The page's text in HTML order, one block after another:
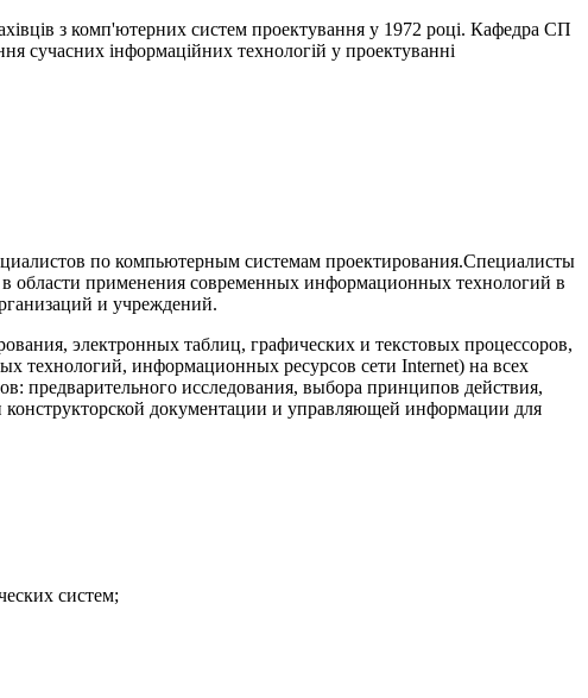
з комп'ютерних систем проектування у 1972 році. Кафедра СП
сучасних інформаційних технологій у проектуванні
по компьютерным системам проектирования.Специалисты
в области применения современных информационных технологий в
и учреждений.
электронных таблиц, графических и текстовых процессоров,
технологий, информационных ресурсов сети Internet) на всех
предварительного исследования, выбора принципов действия,
конструкторской документации и управляющей информации для
систем;